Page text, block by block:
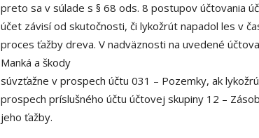
preto sa v súlade s § 68 ods. 8 postupov účtovania
účet závisí od skutočnosti, či lykožrút napadol les v
proces ťažby dreva. V nadväznosti na uvedené
Manká a škody
súvzťažne v prospech účtu 031 – Pozemky, ak
prospech príslušného účtu účtovej skupiny 12 –
jeho ťažby.